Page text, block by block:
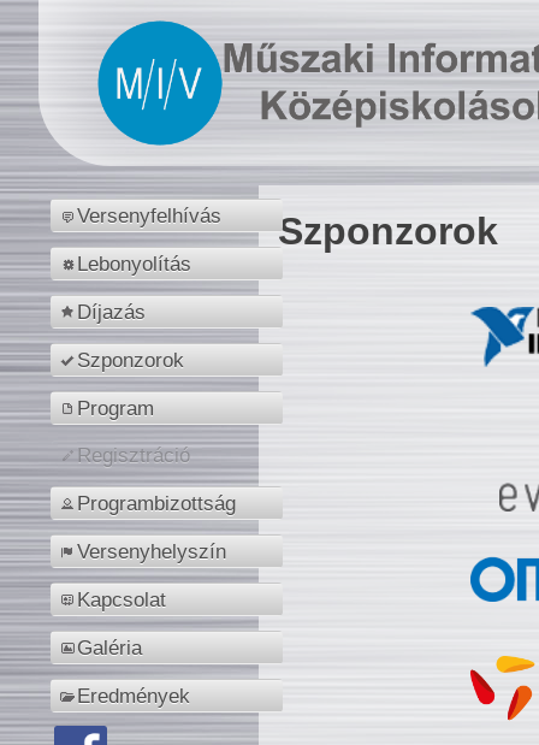
Versenyfelhívás
Lebonyolítás
Díjazás
Szponzorok
Program
Regisztráció
Programbizottság
Versenyhelyszín
Kapcsolat
Galéria
Eredmények
Szponzorok